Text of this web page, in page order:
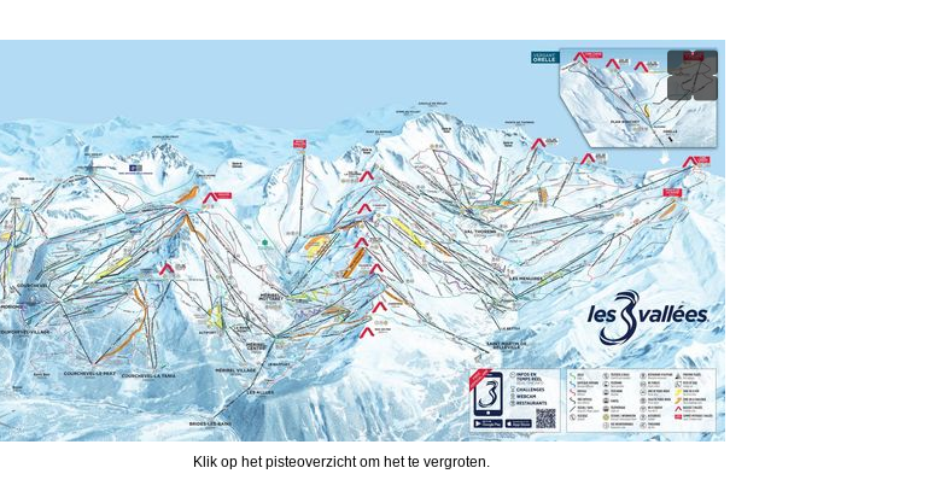
Klik op het pisteoverzicht om het te vergroten.